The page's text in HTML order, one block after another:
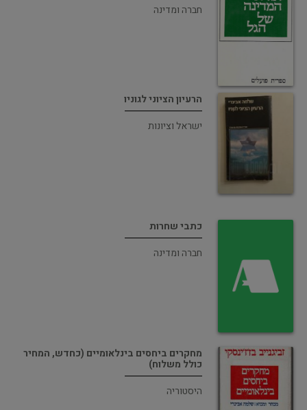
חברה ומדינה
הרעיון הציוני לגוניו
ישראל וציונות
כתבי שחרות
חברה ומדינה
מחקרים ביחסים בינלאומיים (כחדש, המחיר
כולל משלוח)
היסטוריה